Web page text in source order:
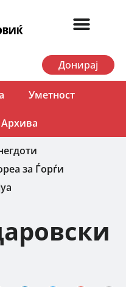
Донирај
Уметност
Архива
за Ѓорѓи